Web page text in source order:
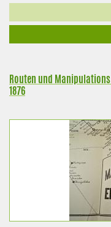
Routen und
1876